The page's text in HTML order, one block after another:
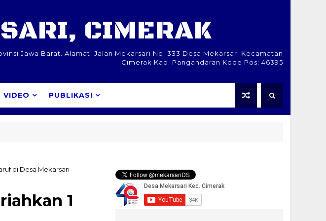
CIMERAK
Jawa Barat. Alamat: Jalan Mekarsari No. 333 Desa Mekarsari Kecamatan
Cimerak Kab. Pangandaran Kode Pos: 46395
VIDEO PUBLIKASI
di Desa Mekarsari
1